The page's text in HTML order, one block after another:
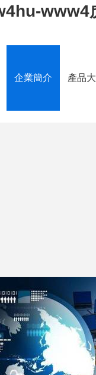
www4
企業簡介 產品